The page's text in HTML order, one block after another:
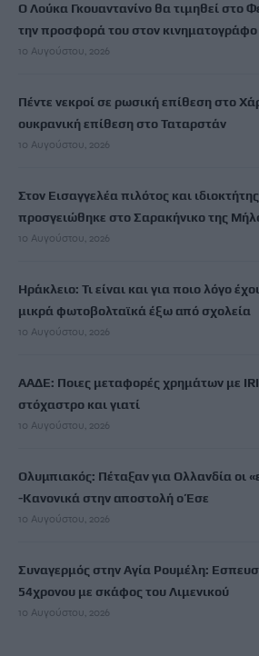
Ο Λούκα Γκουαντανίνο θα τιμηθεί στο
την προσφορά του στον κινηματογράφο
10 Αυγούστου, 2026
Πέντε νεκροί σε ρωσική επίθεση στο
ουκρανική επίθεση στο Ταταρστάν
10 Αυγούστου, 2026
Στον Εισαγγελέα πιλότος και
προσγειώθηκε στο Σαρακήνικο της
10 Αυγούστου, 2026
Ηράκλειο: Τι είναι και για ποιο λόγο
μικρά φωτοβολταϊκά έξω από σχολεία
10 Αυγούστου, 2026
ΑΑΔΕ: Ποιες μεταφορές χρημάτων με
στόχαστρο και γιατί
10 Αυγούστου, 2026
Ολυμπιακός: Πέταξαν για Ολλανδία οι
-Κανονικά στην αποστολή ο Έσε
10 Αυγούστου, 2026
Συναγερμός στην Αγία Ρουμέλη:
54χρονου με σκάφος του Λιμενικού
10 Αυγούστου, 2026